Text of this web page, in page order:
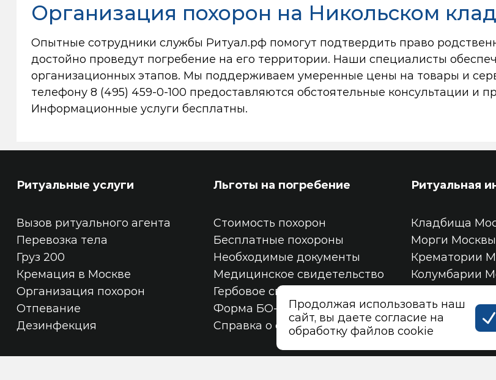
Организация похорон на Никольском
Опытные сотрудники службы Ритуал.рф помогут подтвердить право
достойно проведут погребение на его территории. Наши специалисты
организационных этапов. Мы поддерживаем умеренные цены на товары и
телефону 8 (495) 459-0-100 предоставляются обстоятельные консультации и
Информационные услуги бесплатны.
Ритуальные услуги
Вызов ритуального агента
Перевозка тела
Груз 200
Кремация в Москве
Организация похорон
Отпевание
Дезинфекция
Льготы на погребение
Стоимость похорон
Бесплатные похороны
Необходимые документы
Медицинское свидетельство
Гербовое свидетельство
Форма БО-13
Справка о смерти по форме №11
Ритуальная
Кладбища
Морги Москвы
Крематории
Колумбарии
Место на
Ячейка в
Продолжая использовать наш
сайт, вы даете согласие на
обработку файлов cookie